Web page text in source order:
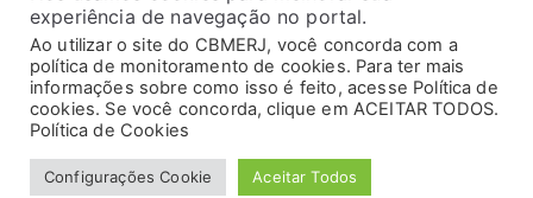
© 2024 Corpo de Bombeiros Militar do Estado do Rio de
Janeiro. Todos os Direitos Reservados. Desenvolvimento
por ASTI.
experiência de navegação no portal.
Ao utilizar o site do CBMERJ, você concorda com a
política de monitoramento de cookies. Para ter mais
informações sobre como isso é feito, acesse Política de
cookies. Se você concorda, clique em ACEITAR TODOS.
Política de Cookies
Configurações Cookie Aceitar Todos